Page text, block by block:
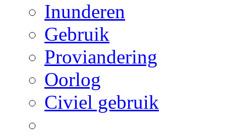
Inunderen
Gebruik
Proviandering
Oorlog
Civiel gebruik